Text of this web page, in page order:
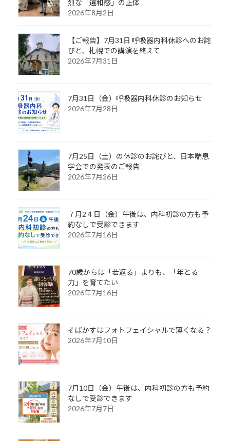
烈な「違和感」の正体
2026年8月2日
【ご報告】7月31日 呼吸器内科休診へのお詫
びと、札幌での講演を終えて
2026年7月31日
7月31日（金）呼吸器内科休診のお知らせ
2026年7月28日
7月25日（土）の休診のお詫びと、日本喘息
学会での発表のご報告
2026年7月26日
７月2４日（金）午後は、内科初診の方も予
約なしで受診できます
2026年7月16日
70歳からは「若返る」よりも、「年とる
力」を育てたい
2026年7月16日
そばかすはフォトフェイシャルで薄くなる？
2026年7月10日
7月10日（金）午後は、内科初診の方も予約
なしで受診できます
2026年7月7日